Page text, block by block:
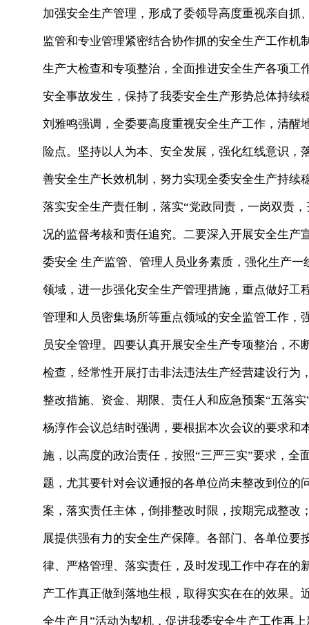
加强安全生产管理，形成了委领导高度重视亲自
监管和专业管理紧密结合协作抓的安全生产工作
生产大检查和专项整治，全面推进安全生产各项工
安全事故发生，保持了我委安全生产形势总体持续
刘雅鸣强调，全委要高度重视安全生产工作，清
险点。坚持以人为本、安全发展，强化红线意识
善安全生产长效机制，努力实现全委安全生产持
落实安全生产责任制，落实“党政同责，一岗双责
况的监督考核和责任追究。二要深入开展安全生
委安全 生产监管、管理人员业务素质，强化生产
领域，进一步强化安全生产管理措施，重点做好工
管理和人员密集场所等重点领域的安全监管工作
员安全管理。四要认真开展安全生产专项整治，
检查，经常性开展打击非法违法生产经营建设行为
整改措施、资金、期限、责任人和应急预案“五落实
杨淳作会议总结时强调，要根据本次会议的要求
施，以高度的政治责任，按照“三严三实”要求，
题，尤其要针对会议通报的各单位尚未整改到位
案，落实责任主体，倒排整改时限，按期完成整
展提供强有力的安全生产保障。各部门、各单位
律、严格管理、落实责任，及时发现工作中存在
产工作真正做到落地生根，取得实实在在的效果。
全生产月”活动为契机，促进我委安全生产工作再